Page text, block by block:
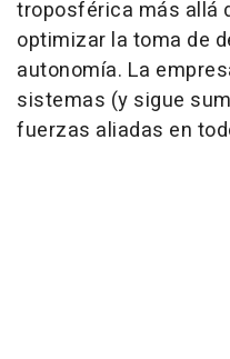
troposférica más allá
optimizar la toma de
autonomía. La
sistemas (y sigue
fuerzas aliadas en